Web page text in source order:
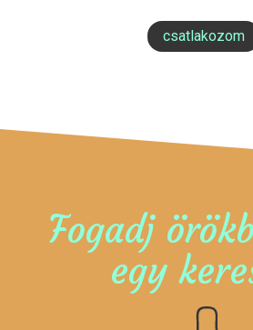
csatlakozom
Fogadj
egy